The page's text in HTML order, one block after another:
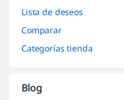
Lista de deseos
Comparar
Categorías tienda
Blog